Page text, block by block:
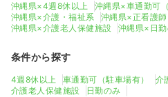
沖縄県×4週8休以上
沖縄県×車通勤可
沖縄県×介護・福祉系
沖縄県×正看護師
沖縄県×介護老人保健施設
沖縄県×日
条件から探す
4週8休以上 車通勤可（駐車場有） 介
介護老人保健施設
日勤のみ